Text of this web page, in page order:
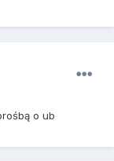
o ub